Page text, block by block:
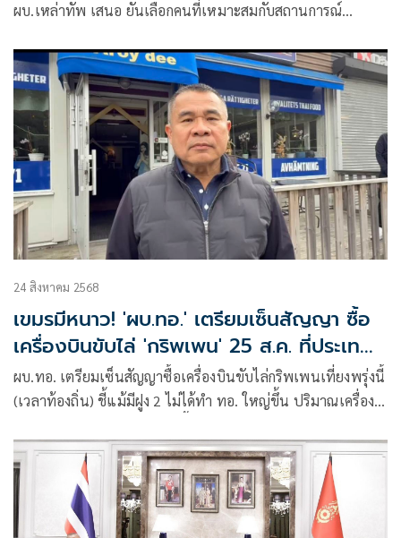
ผบ.เหล่าทัพ เสนอ ยันเลือกคนที่เหมาะสมกับสถานการณ์
ขยับ 2 แม่ทัพ “วรยส-วีระยุทธ์”รับสถานการณ์ชายแดนกัมพูชา
จับตา 5 เสือ ทบ. วาง “อมฤต- ณรงค์ฤทธิ์” รอชิงผบ.ทบ.ปี 70
24 สิงหาคม 2568
เขมรมีหนาว! 'ผบ.ทอ.' เตรียมเซ็นสัญญา ซื้อ
เครื่องบินขับไล่ 'กริพเพน' 25 ส.ค. ที่ประเทศ
สวีเดน
ผบ.ทอ. เตรียมเซ็นสัญญาซื้อเครื่องบินขับไล่กริพเพนเที่ยงพรุ่งนี้
(เวลาท้องถิ่น) ชี้แม้มีฝูง 2 ไม่ได้ทำ ทอ. ใหญ่ขึ้น ปริมาณเครื่อง
ลายแม่ย่านางกริพเพน เป็นกำลังใจให้ลูกทัพฟ้า